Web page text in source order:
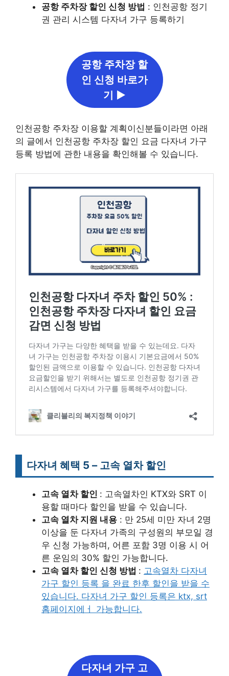
공항 주차장 할인 신청 방법 : 인천공항 정기
권 관리 시스템 다자녀 가구 등록하기
공항 주차장 할
인 신청 바로가
기 ▶
인천공항 주차장 이용할 계획이신분들이라면 아래
의 글에서 인천공항 주차장 할인 요금 다자녀 가구
등록 방법에 관한 내용을 확인해볼 수 있습니다.
다자녀 혜택 5 – 고속 열차 할인
고속 열차 할인 : 고속열차인 KTX와 SRT 이
용할 때마다 할인을 받을 수 있습니다.
고속 열차 지원 내용 : 만 25세 미만 자녀 2명
이상을 둔 다자녀 가족의 구성원의 부모일 경
우 신청 가능하며, 어른 포함 3명 이용 시 어
른 운임의 30% 할인 가능합니다.
고속 열차 할인 신청 방법 : 고속열차 다자녀
가구 할인 등록 을 완료 한후 할인을 받을 수
있습니다. 다자녀 가구 할인 등록은 ktx, srt
홈페이지에ㅓ 가능합니다.
다자녀 가구 고